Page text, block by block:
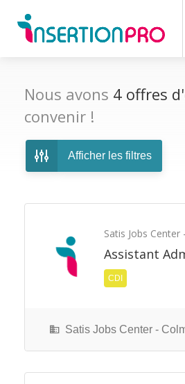
Nous avons 4 offres
convenir !
Afficher les filtres
Satis Jobs Center
Assistant
CDI
Satis Jobs Center -